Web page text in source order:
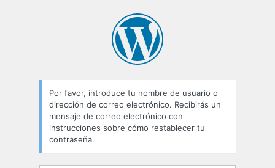
Por favor, introduce tu nombre de usuario o
dirección de correo electrónico. Recibirás un
mensaje de correo electrónico con
instrucciones sobre cómo restablecer tu
contraseña.